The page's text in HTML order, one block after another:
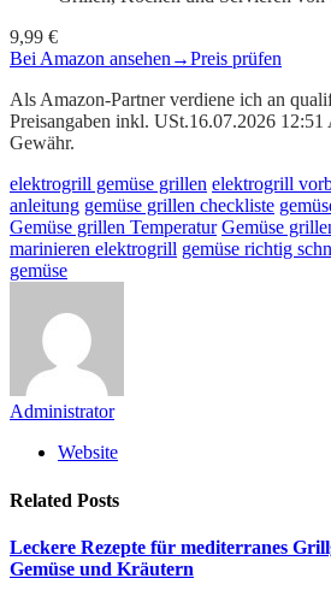
9,99 €
Bei Amazon ansehen→Preis prüfen
Als Amazon-Partner verdiene ich an
Preisangaben inkl. USt.16.07.2026
Gewähr.
elektrogrill gemüse grillen elektrogrill
anleitung gemüse grillen checkliste
Gemüse grillen Temperatur Gemüse
marinieren elektrogrill gemüse richtig
gemüse
Administrator
Website
Related Posts
Leckere Rezepte für mediterranes
Gemüse und Kräutern